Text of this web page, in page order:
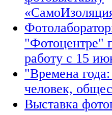
"Фотоцентре"
работу с 15
"Времена
человек,
Выставка